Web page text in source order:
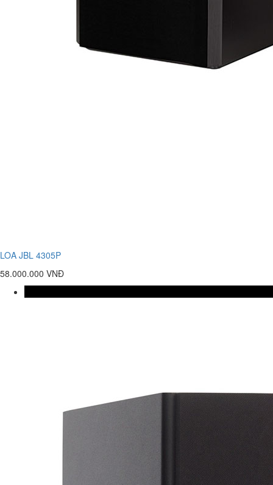
LOA JBL 4305P
58.000.000 VNĐ